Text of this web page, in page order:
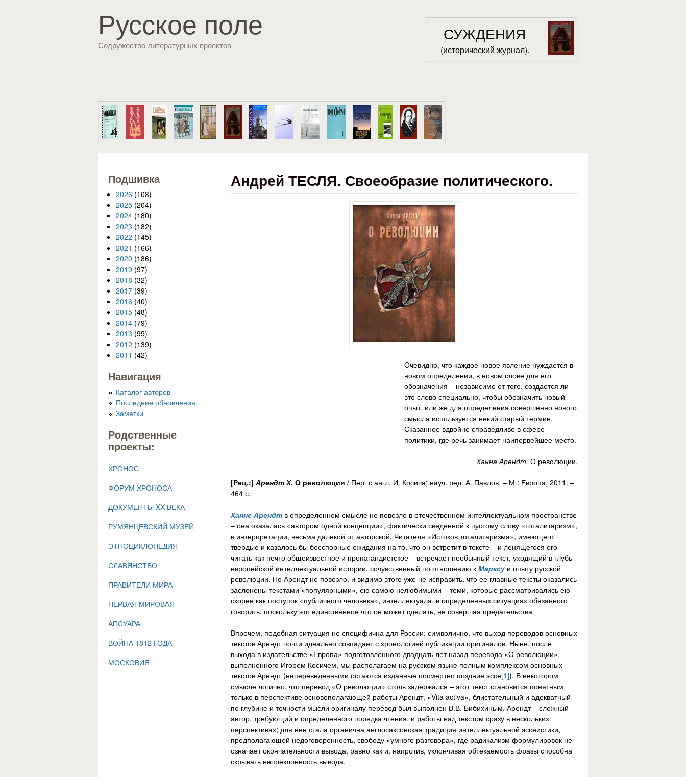
Русское поле
Содружество литературных проектов
СУЖДЕНИЯ
(исторический журнал).
Андрей ТЕСЛЯ. Своеобразие политического.
Очевидно, что каждое новое явление нуждается в
новом определении, в новом слове для его
обозначения – независимо от того, создается ли
это слово специально, чтобы обозначить новый
опыт, или же для определения совершенно нового
смысла используется некий старый термин.
Сказанное вдвойне справедливо в сфере
политики, где речь занимает наипервейшее место.
Ханна Арендт. О революции.
[Рец.:] Арендт Х. О революции / Пер. с англ. И. Косича; науч. ред. А. Павлов. – М.: Европа, 2011. –
464 с.
Ханне Арендт в определенном смысле не повезло в отечественном интеллектуальном пространстве
– она оказалась «автором одной концепции», фактически сведенной к пустому слову «тоталитаризм»,
в интерпретации, весьма далекой от авторской. Читателя «Истоков тоталитаризма», имеющего
твердые и казалось бы бесспорные ожидания на то, что он встретит в тексте – и ленящегося его
читать как нечто общеизвестное и пропагандистское – встречает необычный текст, уходящий в глубь
европейской интеллектуальной истории, сочувственный по отношению к Марксуи опыту русской
революции. Но Арендт не повезло, и видимо этого уже не исправить, что ее главные тексты оказались
заслонены текстами «популярными», ею самою нелюбимыми – теми, которые рассматривались ею
скорее как поступок «публичного человека», интеллектуала, в определенных ситуациях обязанного
говорить, поскольку это единственное что он может сделать, не совершая предательства.
Впрочем, подобная ситуация не специфична для России: символично, что выход переводов основных
текстов Арендт почти идеально совпадает с хронологией публикации оригиналов. Ныне, после
выхода в издательстве «Европа» подготовленного двадцать лет назад перевода «О революции»,
выполненного Игорем Косичем, мы располагаем на русском языке полным комплексом основных
текстов Арендт (непереведенными остаются изданные посмертно поздние эссе[1]). В некотором
смысле логично, что перевод «О революции» столь задержался – этот текст становится понятным
только в перспективе основополагающей работы Арендт, «Vita activa», блистательный и адекватный
по глубине и точности мысли оригиналу перевод был выполнен В.В. Бибихиным. Арендт – сложный
автор, требующий и определенного порядка чтения, и работы над текстом сразу в нескольких
перспективах; для нее стала органична англосаксонская традиция интеллектуальной эссеистики,
предполагающей недоговоренность, свободу «умного разговора», где радикализм формулировок не
означает окончательности вывода, равно как и, напротив, уклончивая обтекаемость фразы способна
скрывать непреклонность вывода.
Подшивка
2026 (108)
2025 (204)
2024 (180)
2023 (182)
2022 (145)
2021 (166)
2020 (186)
2019 (97)
2018 (32)
2017 (39)
2016 (40)
2015 (48)
2014 (79)
2013 (95)
2012 (139)
2011 (42)
Навигация
Каталог авторов
Последние обновления
Заметки
Родственные
проекты:
ХРОНОС
ФОРУМ ХРОНОСА
ДОКУМЕНТЫ XX ВЕКА
РУМЯНЦЕВСКИЙ МУЗЕЙ
ЭТНОЦИКЛОПЕДИЯ
СЛАВЯНСТВО
ПРАВИТЕЛИ МИРА
ПЕРВАЯ МИРОВАЯ
АПСУАРА
ВОЙНА 1812 ГОДА
МОСКОВИЯ